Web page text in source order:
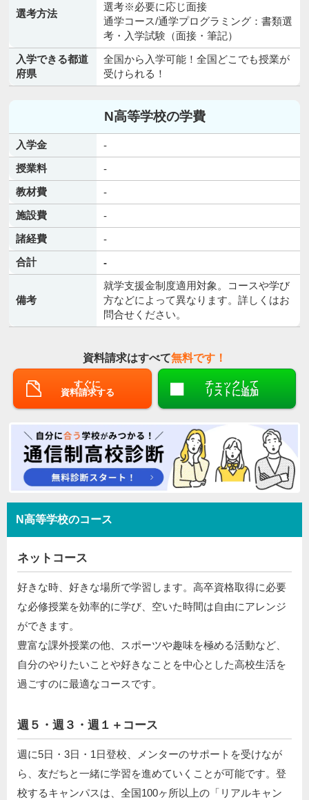
選考方法
選考※必要に応じ面接
通学コース/通学プログラミング：書類選
考・入学試験（面接・筆記）
入学できる都道
府県
全国から入学可能！全国どこでも授業が
受けられる！
N高等学校の学費
入学金
-
授業料
-
教材費
-
施設費
-
諸経費
-
合計
-
備考
就学支援金制度適用対象。コースや学び
方などによって異なります。詳しくはお
問合せください。
資料請求はすべて無料です！
すぐに
資料請求する
チェックして
リストに追加
N高等学校のコース
ネットコース
好きな時、好きな場所で学習します。高卒資格取得に必要
な必修授業を効率的に学び、空いた時間は自由にアレンジ
ができます。
豊富な課外授業の他、スポーツや趣味を極める活動など、
自分のやりたいことや好きなことを中心とした高校生活を
過ごすのに最適なコースです。
週５・週３・週１＋コース
週に5日・3日・1日登校、メンターのサポートを受けなが
ら、友だちと一緒に学習を進めていくことが可能です。登
校するキャンパスは、全国100ヶ所以上の「リアルキャン